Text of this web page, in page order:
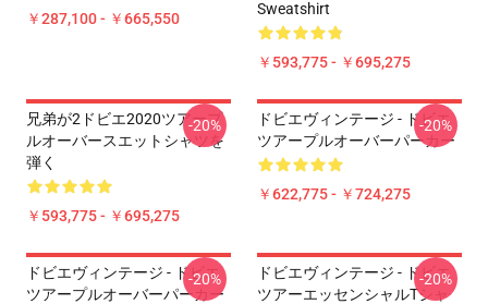
￥287,100 - ￥665,550
Sweatshirt
￥593,775 - ￥695,275
兄弟が2ドビエ2020ツアープ
ルオーバースエットシャツを
弾く
￥593,775 - ￥695,275
-20%
ドビエヴィンテージ - ドビエ
ツアープルオーバーパーカー
￥622,775 - ￥724,275
-20%
ドビエヴィンテージ - ドビエ
ツアープルオーバーパーカー
-20%
ドビエヴィンテージ - ドビエ
ツアーエッセンシャルTシャ
-20%